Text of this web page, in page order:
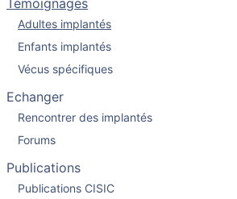
Adultes implantés
Enfants implantés
Vécus spécifiques
Echanger
Rencontrer des implantés
Forums
Publications
Publications CISIC